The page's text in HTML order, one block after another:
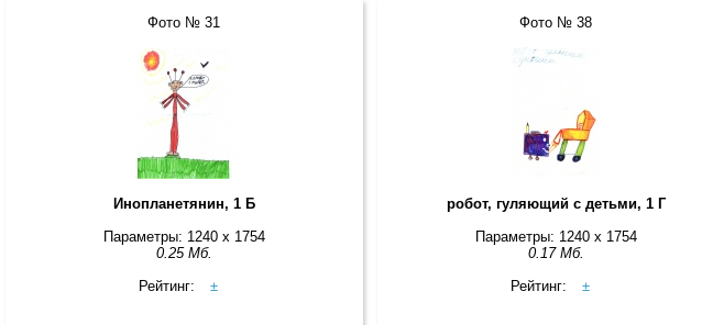
Фото № 31
Инопланетянин, 1 Б
Параметры: 1240 x 1754
0.25 Мб.
Рейтинг:
±
Фото № 38
робот, гуляющий с детьми, 1 Г
Параметры: 1240 x 1754
0.17 Мб.
Рейтинг:
±